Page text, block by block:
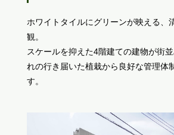
ホワイトタイルにグリーンが映える、
観。
スケールを抑えた4階建ての建物が街
れの行き届いた植栽から良好な管理体
す。